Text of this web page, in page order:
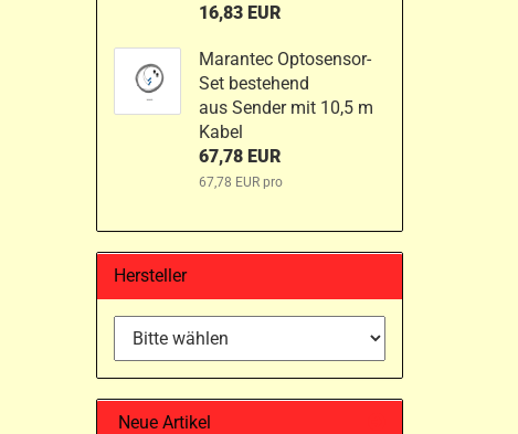
16,83 EUR
Marantec Optosensor-
Set bestehend
aus Sender mit 10,5 m
Kabel
67,78 EUR
67,78 EUR pro
Hersteller
Neue Artikel